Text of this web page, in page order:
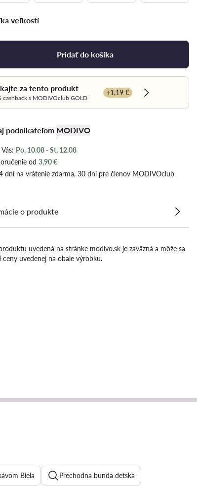
veľkostí
Pridať do košíka
za tento produkt
cashback s MODIVOclub GOLD
+1,19 €
Dowiedz się
podnikateľom MODIVO
Vás: Po, 10.08 - St, 12.08
od 3,90 €
dní na vrátenie zdarma, 30 dní pre členov MODIVOclub
o produkte
uvedená na stránke modivo.sk je záväzná a môže sa
ceny uvedenej na obale výrobku.
Biela Prechodna bunda detska